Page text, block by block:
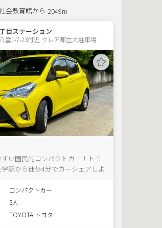
会教育館から 2049m
目ステーション
雲1-7-23付近 クレア都立大駐車場
い国民的コンパクトカー！トヨ
駅から徒歩4分でカーシェアしよ
コンパクトカー
5人
TOYOTA トヨタ